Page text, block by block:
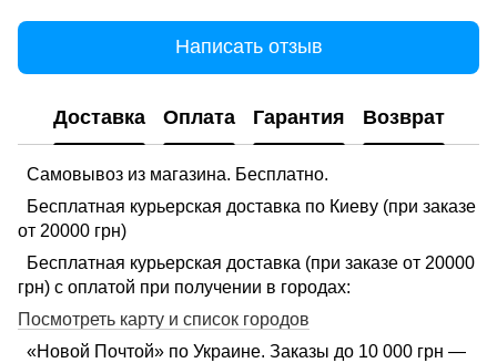
Написать отзыв
Доставка Оплата Гарантия Возврат
Самовывоз из магазина. Бесплатно.
Бесплатная курьерская доставка по Киеву (при заказе
от 20000 грн)
Бесплатная курьерская доставка (при заказе от 20000
грн) с оплатой при получении в городах:
Посмотреть карту и список городов
«Новой Почтой» по Украине. Заказы до 10 000 грн —